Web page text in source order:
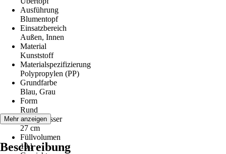
Ausführung
Blumentopf
Einsatzbereich
Außen, Innen
Material
Kunststoff
Materialspezifizierung
Polypropylen (PP)
Grundfarbe
Blau, Grau
Form
Rund
Durchmesser
27 cm
Füllvolumen
10 l
Mehr anzeigen
Beschreibung